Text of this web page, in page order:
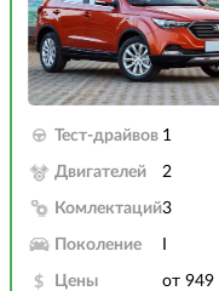
Тест-драйвов 1
Двигателей 2
Комлектаций3
Поколение
Цены
от 949